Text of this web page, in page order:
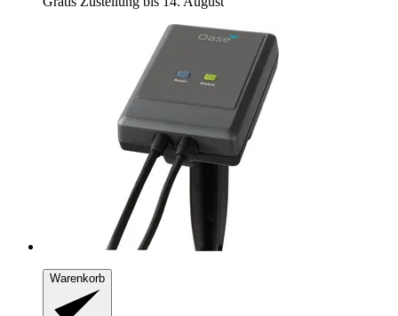
Warenkorb